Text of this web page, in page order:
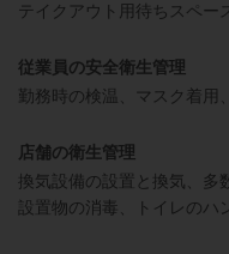
テイクアウト用待ちスペー
従業員の安全衛生管理
勤務時の検温
マスク着用
店舗の衛生管理
換気設備の設置と換気
多
設置物の消毒
トイレのハ